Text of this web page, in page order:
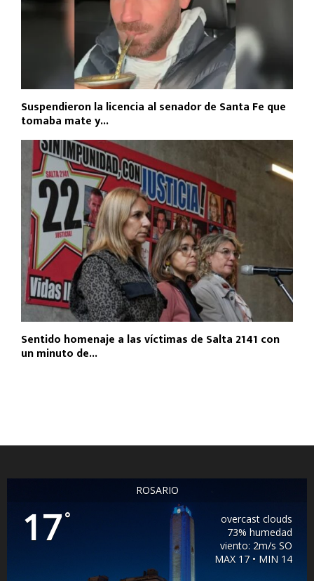
Suspendieron la licencia al senador de Santa Fe que
tomaba mate y...
Sentido homenaje a las víctimas de Salta 2141 con
un minuto de...
ROSARIO
17°
overcast clouds
73% humedad
viento: 2m/s SO
MAX 17 • MIN 14